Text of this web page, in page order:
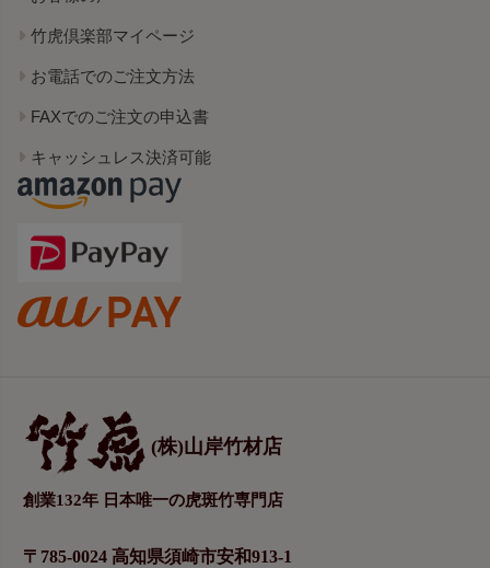
竹虎倶楽部マイページ
お電話でのご注文方法
FAXでのご注文の申込書
キャッシュレス決済可能
(株)山岸竹材店
創業132年 日本唯一の虎斑竹専門店
〒785-0024 高知県須崎市安和913-1